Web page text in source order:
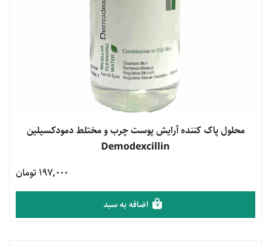
مشاهده محصول
محلول پاک کننده آرایش پوست چرب و مختلط دمودکسیلین
Demodexcillin
197,000 تومان
اضافه به سبد